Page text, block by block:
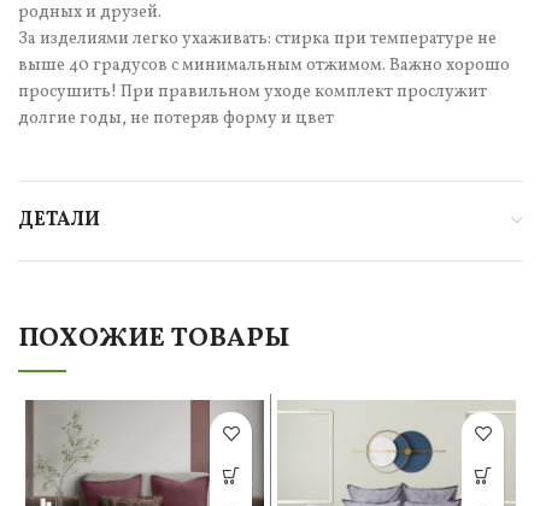
родных и друзей.
За изделиями легко ухаживать: стирка при температуре не
выше 40 градусов с минимальным отжимом. Важно хорошо
просушить! При правильном уходе комплект прослужит
долгие годы, не потеряв форму и цвет
ДЕТАЛИ
ПОХОЖИЕ ТОВАРЫ